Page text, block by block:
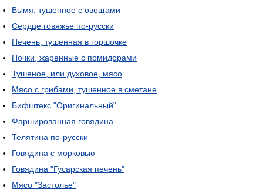
Вымя, тушенное с овощами
Сердце говяжье по-русски
Печень, тушенная в горшочке
Почки, жаренные с помидорами
Тушеное, или духовое, мясо
Мясо с грибами, тушенное в сметане
Бифштекс "Оригинальный"
Фаршированная говядина
Телятина по-русски
Говядина с морковью
Говядина "Гусарская печень"
Мясо "Застолье"